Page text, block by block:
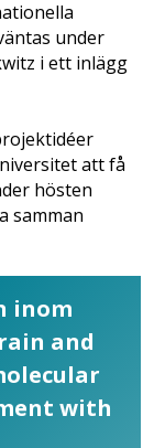
under
i ett inlägg
att få
hösten
samman
inom
and
with